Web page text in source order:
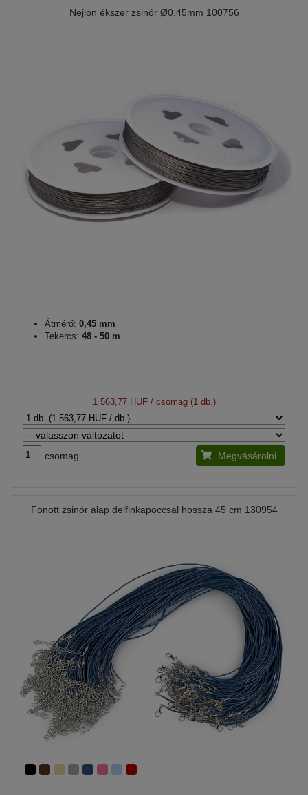
Nejlon ékszer zsinór Ø0,45mm 100756
Átmérő: 0,45 mm
Tekercs: 48 - 50 m
1 563,77 HUF/ csomag (1 db.)
csomag Megvásárolni
Fonott zsinór alap delfinkapoccsal hossza 45 cm 130954